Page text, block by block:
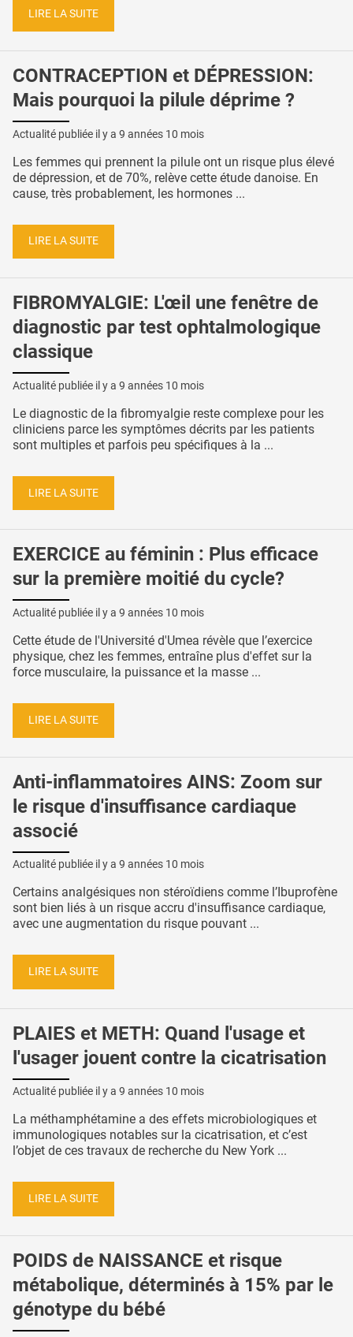
LIRE LA SUITE
CONTRACEPTION et DÉPRESSION:
Mais pourquoi la pilule déprime ?
Actualité publiée il y a 9 années 10 mois
Les femmes qui prennent la pilule ont un risque plus élevé
de dépression, et de 70%, relève cette étude danoise. En
cause, très probablement, les hormones ...
LIRE LA SUITE
FIBROMYALGIE: L'œil une fenêtre de
diagnostic par test ophtalmologique
classique
Actualité publiée il y a 9 années 10 mois
Le diagnostic de la fibromyalgie reste complexe pour les
cliniciens parce les symptômes décrits par les patients
sont multiples et parfois peu spécifiques à la ...
LIRE LA SUITE
EXERCICE au féminin : Plus efficace
sur la première moitié du cycle?
Actualité publiée il y a 9 années 10 mois
Cette étude de l'Université d'Umea révèle que l’exercice
physique, chez les femmes, entraîne plus d'effet sur la
force musculaire, la puissance et la masse ...
LIRE LA SUITE
Anti-inflammatoires AINS: Zoom sur
le risque d'insuffisance cardiaque
associé
Actualité publiée il y a 9 années 10 mois
Certains analgésiques non stéroïdiens comme l’Ibuprofène
sont bien liés à un risque accru d'insuffisance cardiaque,
avec une augmentation du risque pouvant ...
LIRE LA SUITE
PLAIES et METH: Quand l'usage et
l'usager jouent contre la cicatrisation
Actualité publiée il y a 9 années 10 mois
La méthamphétamine a des effets microbiologiques et
immunologiques notables sur la cicatrisation, et c’est
l’objet de ces travaux de recherche du New York ...
LIRE LA SUITE
POIDS de NAISSANCE et risque
métabolique, déterminés à 15% par le
génotype du bébé